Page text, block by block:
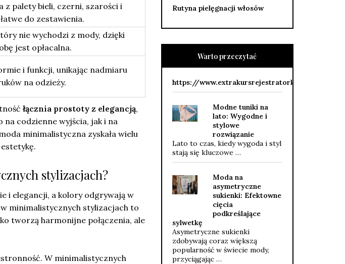
z palety bieli, czerni, szarości i
do zestawienia.
nie wychodzi z mody, dzięki
jest opłacalna.
i funkcji, unikając nadmiaru
na odzieży.
łącznia prostoty z elegancją,
codzienne wyjścia, jak i na
minimalistyczna zyskała wielu
stylizacjach?
i elegancji, a kolory odgrywają w
minimalistycznych stylizacjach to
tworzą harmonijne połączenia, ale
W minimalistycznych
Rutyna pielęgnacji włosów
Warto przeczytać
https://
Modne tuniki na
lato: Wygodne i
stylowe
rozwiązanie
Lato to czas, kiedy wygoda i styl
stają się kluczowe …
Moda na
asymetryczne
sukienki: Efektowne
cięcia
podkreślające
sylwetkę
Asymetryczne sukienki
zdobywają coraz większą
popularność w świecie mody,
przyciągając …